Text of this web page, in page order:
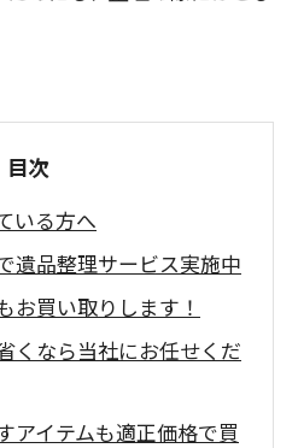
目次
いる方へ
遺品整理サービス実施中
お買い取りします！
くなら当社にお任せくだ
アイテムも適正価格で買